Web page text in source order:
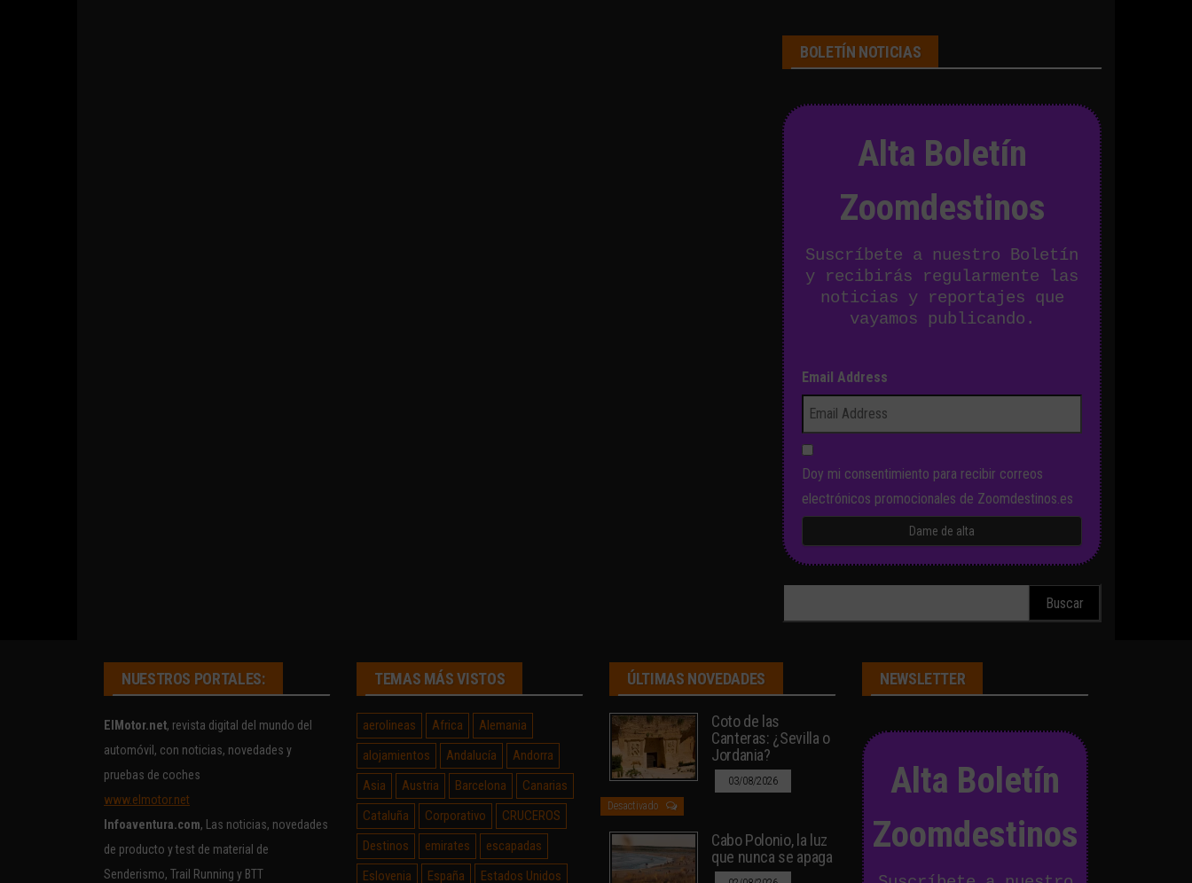
BOLETÍN NOTICIAS
Alta Boletín
Zoomdestinos
Suscríbete a nuestro Boletín
y recibirás regularmente las
noticias y reportajes que
vayamos publicando.
Email Address
Doy mi consentimiento para recibir correos
electrónicos promocionales de Zoomdestinos.es
NUESTROS PORTALES:
ElMotor.net, revista digital del mundo del
automóvil, con noticias, novedades y
pruebas de coches
www.elmotor.net
Infoaventura.com, Las noticias, novedades
de producto y test de material de
Senderismo, Trail Running y BTT
TEMAS MÁS VISTOS
aerolineas Africa
Alemania
alojamientos
Andalucía
Andorra
Asia
Austria Barcelona
Canarias
Cataluña
Corporativo
CRUCEROS
Destinos
emirates
escapadas
Eslovenia
España Estados Unidos
ÚLTIMAS NOVEDADES
Coto de las
Canteras: ¿Sevilla o
Jordania?
03/08/2026
Desactivado
Cabo Polonio, la luz
que nunca se apaga
NEWSLETTER
Alta Boletín
Zoomdestinos